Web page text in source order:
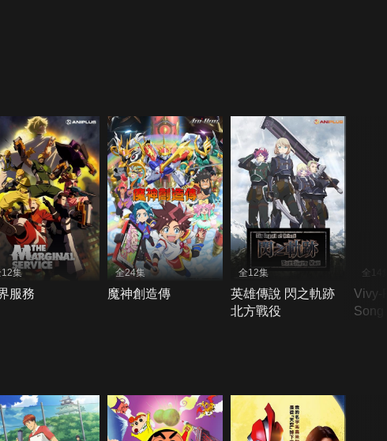
12集
服務
全24集
魔神創造傳
全12集
英雄傳說 閃之軌跡
北方戰役
全14
Vivy-
Song